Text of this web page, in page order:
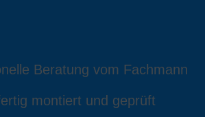
Beratung vom Fachmann
montiert und geprüft